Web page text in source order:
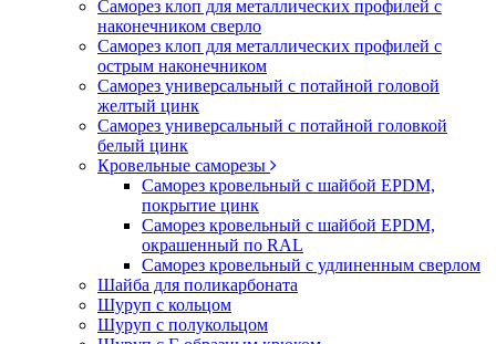
Саморез клоп для металлических профилей с
наконечником сверло
Саморез клоп для металлических профилей с
острым наконечником
Саморез универсальный с потайной головой
желтый цинк
Саморез универсальный с потайной головкой
белый цинк
Кровельные саморезы
Саморез кровельный с шайбой EPDM,
покрытие цинк
Саморез кровельный с шайбой EPDM,
окрашенный по RAL
Саморез кровельный с удлиненным сверлом
Шайба для поликарбоната
Шуруп с кольцом
Шуруп с полукольцом